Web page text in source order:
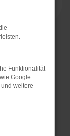
zu
im Ford
6, 6a Pkw-
Funktionalität
Google
weitere